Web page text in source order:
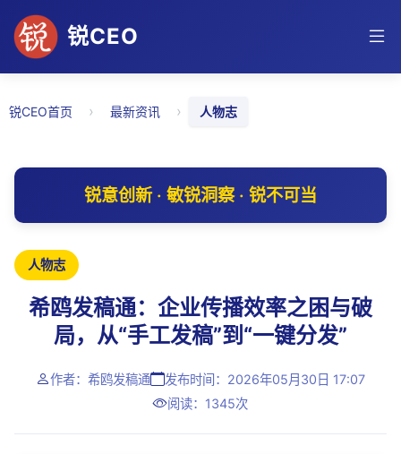
锐CEO
锐CEO首页 › 最新资讯 › 人物志
锐意创新 · 敏锐洞察 · 锐不可当
人物志
希鸥发稿通：企业传播效率之困与破
局，从“手工发稿”到“一键分发”
作者：希鸥发稿通
发布时间：2026年05月30日 17:07
阅读：1345次